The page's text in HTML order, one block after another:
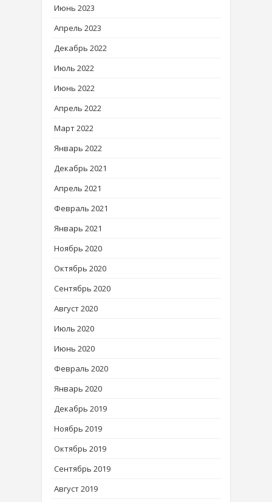
Июнь 2023
Апрель 2023
Декабрь 2022
Июль 2022
Июнь 2022
Апрель 2022
Март 2022
Январь 2022
Декабрь 2021
Апрель 2021
Февраль 2021
Январь 2021
Ноябрь 2020
Октябрь 2020
Сентябрь 2020
Август 2020
Июль 2020
Июнь 2020
Февраль 2020
Январь 2020
Декабрь 2019
Ноябрь 2019
Октябрь 2019
Сентябрь 2019
Август 2019